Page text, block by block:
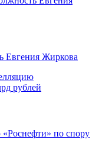
Евгения Жиркова
по спору